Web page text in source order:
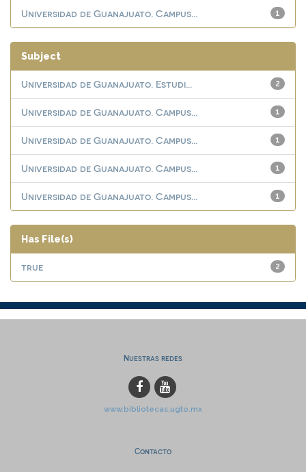
1
Universidad de Guanajuato. Campus...
Subject
2
Universidad de Guanajuato. Estudi...
1
Universidad de Guanajuato. Campus...
1
Universidad de Guanajuato. Campus...
1
Universidad de Guanajuato. Campus...
1
Universidad de Guanajuato. Campus...
Has File(s)
2
true
Nuestras redes
www.bibliotecas.ugto.mx
Contacto